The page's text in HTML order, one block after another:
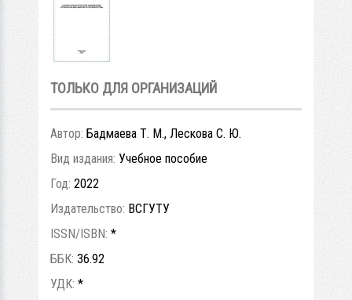
ТОЛЬКО ДЛЯ ОРГАНИЗАЦИЙ
Автор: Бадмаева Т. М., Лескова С. Ю.
Вид издания: Учебное пособие
Год: 2022
Издательство: ВСГУТУ
ISSN/ISBN: *
ББК: 36.92
УДК: *